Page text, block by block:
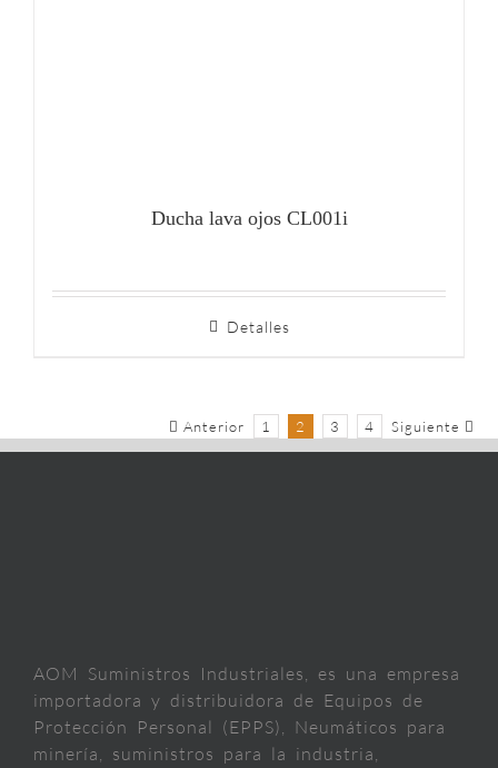
Ducha lava ojos CL001i
Detalles
Anterior 1 2 3 4 Siguiente
AOM Suministros Industriales, es una empresa
importadora y distribuidora de Equipos de
Protección Personal (EPPS), Neumáticos para
minería, suministros para la industria,